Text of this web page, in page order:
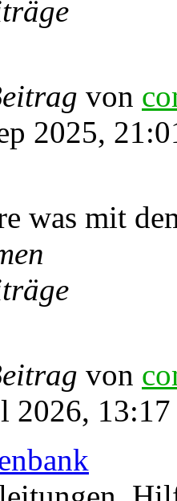
von
2025,
was mit
von
2026, 13:17